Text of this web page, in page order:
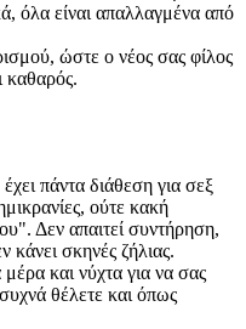
όλα είναι απαλλαγμένα από
ώστε ο νέος σας φίλος
καθαρός.
πάντα διάθεση για σεξ
ούτε κακή
Δεν απαιτεί συντήρηση,
κάνει σκηνές ζήλιας.
μέρα και νύχτα για να σας
θέλετε και όπως